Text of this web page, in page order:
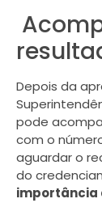
Depois da
pode
com o
aguardar o
do
importância